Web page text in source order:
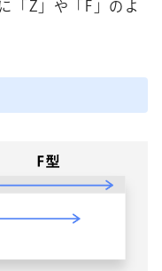
「Z」や「F」のよ